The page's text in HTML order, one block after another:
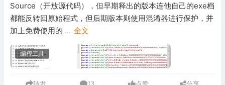
系统工具
Source（开放源代码），但早期释出的版本连他自己的exe档
都能反转回原始程式，但后期版本则使用混淆器进行保护，并
加上免费使用的 ... 全文
编程工具